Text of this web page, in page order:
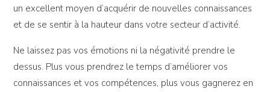
un excellent moyen d’acquérir de nouvelles connaissances
et de se sentir à la hauteur dans votre secteur d’activité.
Ne laissez pas vos émotions ni la négativité prendre le
dessus. Plus vous prendrez le temps d’améliorer vos
connaissances et vos compétences, plus vous gagnerez en